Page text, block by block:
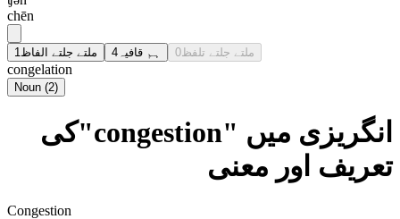
chēn
ملتے جلتے الفاظ 1 ہم قافیہ 4 ملتے جلتے تلفظ 0
congelation
Noun (2)
انگریزی میں "congestion"کی
تعریف اور معنی
Congestion